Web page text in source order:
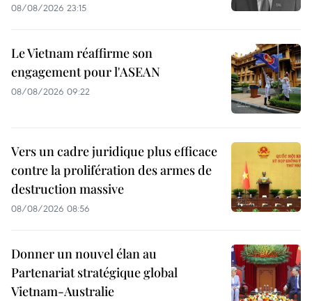
08/08/2026 23:15
Le Vietnam réaffirme son
engagement pour l'ASEAN
08/08/2026 09:22
Vers un cadre juridique plus efficace
contre la prolifération des armes de
destruction massive
08/08/2026 08:56
Donner un nouvel élan au
Partenariat stratégique global
Vietnam-Australie